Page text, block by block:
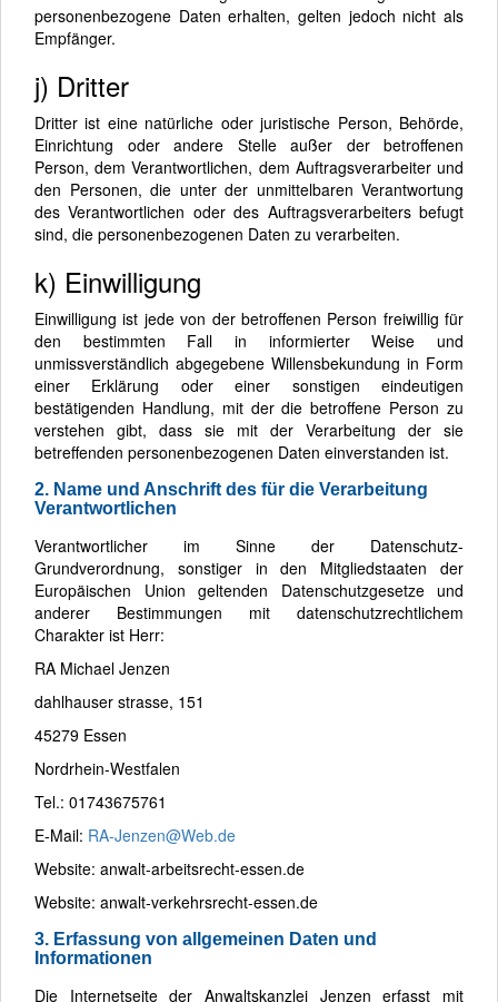
personenbezogene Daten erhalten, gelten jedoch nicht als
Empfänger.
j) Dritter
Dritter ist eine natürliche oder juristische Person, Behörde,
Einrichtung oder andere Stelle außer der betroffenen
Person, dem Verantwortlichen, dem Auftragsverarbeiter und
den Personen, die unter der unmittelbaren Verantwortung
des Verantwortlichen oder des Auftragsverarbeiters befugt
sind, die personenbezogenen Daten zu verarbeiten.
k) Einwilligung
Einwilligung ist jede von der betroffenen Person freiwillig für
den bestimmten Fall in informierter Weise und
unmissverständlich abgegebene Willensbekundung in Form
einer Erklärung oder einer sonstigen eindeutigen
bestätigenden Handlung, mit der die betroffene Person zu
verstehen gibt, dass sie mit der Verarbeitung der sie
betreffenden personenbezogenen Daten einverstanden ist.
2. Name und Anschrift des für die Verarbeitung
Verantwortlichen
Verantwortlicher im Sinne der Datenschutz-
Grundverordnung, sonstiger in den Mitgliedstaaten der
Europäischen Union geltenden Datenschutzgesetze und
anderer Bestimmungen mit datenschutzrechtlichem
Charakter ist Herr:
RA Michael Jenzen
dahlhauser strasse, 151
45279 Essen
Nordrhein-Westfalen
Tel.: 01743675761
E-Mail: RA-Jenzen@Web.de
Website: anwalt-arbeitsrecht-essen.de
Website: anwalt-verkehrsrecht-essen.de
3. Erfassung von allgemeinen Daten und
Informationen
Die Internetseite der Anwaltskanzlei Jenzen erfasst mit